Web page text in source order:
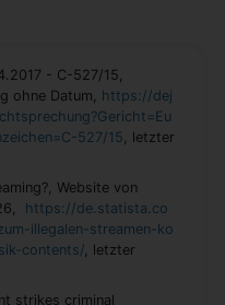
- C-527/15,
ohne Datum, https://dej
527/15 , letzter
Website von
https://de.statista.co
illegalen-streamen-ko
contents/ , letzter
strikes criminal